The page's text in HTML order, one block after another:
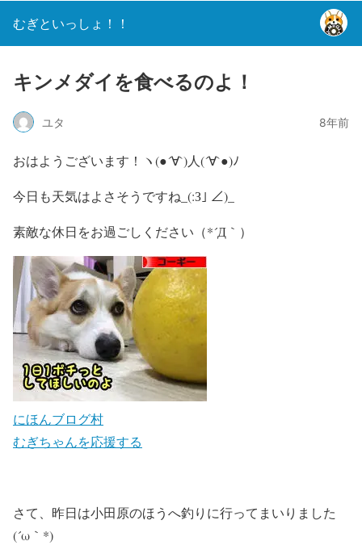
むぎといっしょ！！
キンメダイを食べるのよ！
ユタ 8年前
おはようございます！ヽ(●´∀`)人(´∀`●)ﾉ
今日も天気はよさそうですね_(:З｣ ∠)_
素敵な休日をお過ごしください（*´Д｀）
にほんブログ村
むぎちゃんを応援する
さて、昨日は小田原のほうへ釣りに行ってまいりました
(´ω｀*)